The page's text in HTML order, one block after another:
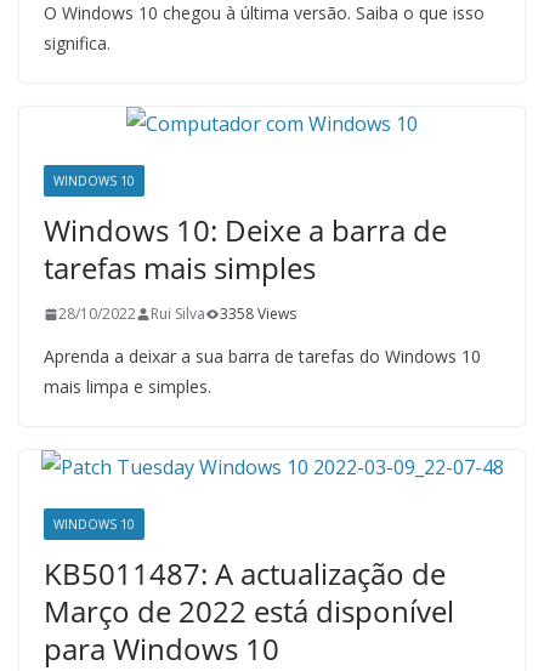
O Windows 10 chegou à última versão. Saiba o que isso
significa.
WINDOWS 10
Windows 10: Deixe a barra de
tarefas mais simples
28/10/2022 Rui Silva 3358 Views
Aprenda a deixar a sua barra de tarefas do Windows 10
mais limpa e simples.
WINDOWS 10
KB5011487: A actualização de
Março de 2022 está disponível
para Windows 10